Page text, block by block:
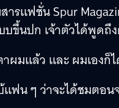
รแฟชั่น Spur
ขึ้นปก เจ้าตัวได้พูดถึ
ผมแล้ว และ ผมเอง
แฟน ๆ ว่าจะได้ชมต